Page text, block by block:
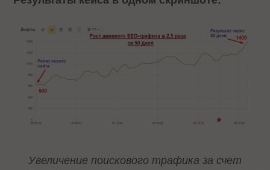
Увеличение поискового трафика за счет